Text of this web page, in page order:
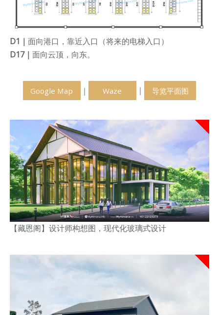
D1｜ 面向港口，靠近入口（将来的电梯入口）
D17｜ 面向云顶，向东。
Google Map ｜ Waze ｜ 导览平面图
【藏恩阁】设计师构想图，现代化玻璃式设计